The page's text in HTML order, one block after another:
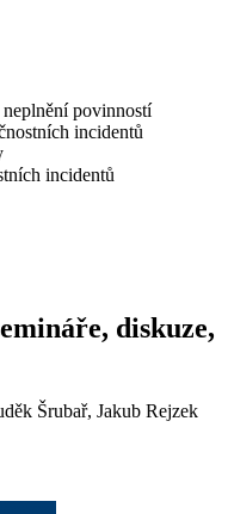
povinností
incidentů
incidentů
diskuze,
Šrubař, Jakub Rejzek